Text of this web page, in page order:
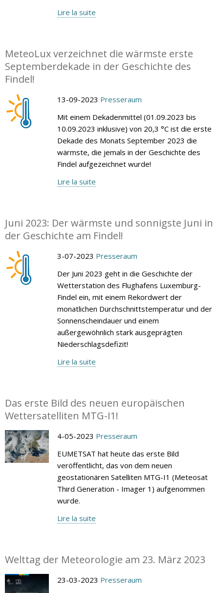
Lire la suite
MeteoLux verzeichnet die wärmste erste
Septemberdekade in der Geschichte des
Findel!
13-09-2023 Presseraum
Mit einem Dekadenmittel (01.09.2023 bis
10.09.2023 inklusive) von 20,3 °C ist die erste
Dekade des Monats September 2023 die
wärmste, die jemals in der Geschichte des
Findel aufgezeichnet wurde!
Lire la suite
Juni 2023: Der wärmste und sonnigste Juni in
der Geschichte am Findel!
3-07-2023 Presseraum
Der Juni 2023 geht in die Geschichte der
Wetterstation des Flughafens Luxemburg-
Findel ein, mit einem Rekordwert der
monatlichen Durchschnittstemperatur und der
Sonnenscheindauer und einem
außergewöhnlich stark ausgeprägten
Niederschlagsdefizit!
Lire la suite
Das erste Bild des neuen europäischen
Wettersatelliten MTG-I1!
4-05-2023 Presseraum
EUMETSAT hat heute das erste Bild
veröffentlicht, das von dem neuen
geostationären Satelliten MTG-I1 (Meteosat
Third Generation - Imager 1) aufgenommen
wurde.
Lire la suite
Welttag der Meteorologie am 23. März 2023
23-03-2023 Presseraum